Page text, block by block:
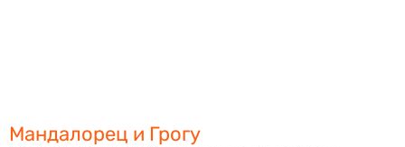
Мандалорец и Грогу